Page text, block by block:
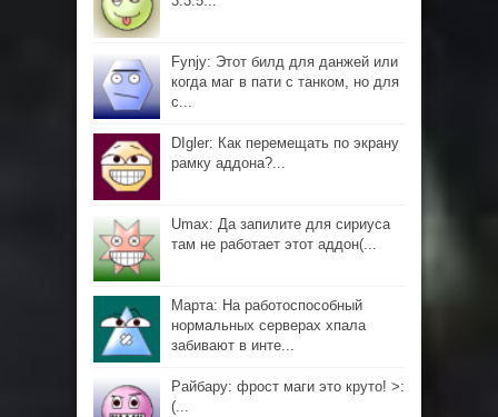
Fynjy: Этот билд для данжей или
когда маг в пати с танком, но для
с...
DIgler: Как перемещать по экрану
рамку аддона?...
Umax: Да запилите для сириуса
там не работает этот аддон(...
Марта: На работоспособный
нормальных серверах хпала
забивают в инте...
Райбару: фрост маги это круто! >:
(...